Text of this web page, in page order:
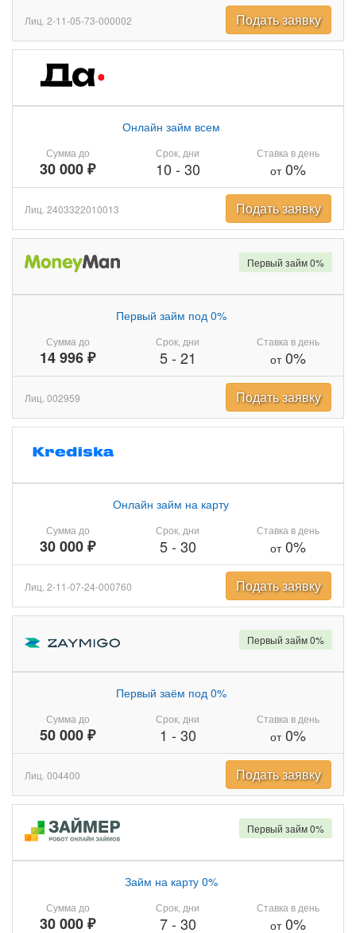
Лиц. 2-11-05-73-000002 Подать заявку
Сумма до
30 000 ₽
Онлайн займ всем
Срок, дни
10 - 30
Ставка в день
от0%
Лиц. 2403322010013 Подать заявку
Сумма до
14 996 ₽
Первый займ под 0%
Срок, дни
5- 21
Ставка в день
от0%
Первый займ 0%
Лиц. 002959 Подать заявку
Сумма до
30 000 ₽
Онлайн займ на карту
Срок, дни
5- 30
Ставка в день
от0%
Лиц. 2-11-07-24-000760 Подать заявку
Сумма до
50 000 ₽
Первый заём под 0%
Срок, дни
1 - 30
Ставка в день
от0%
Первый займ 0%
Лиц. 004400 Подать заявку
Сумма до
30 000 ₽
Займ на карту 0%
Срок, дни
7- 30
Ставка в день
от0%
Первый займ 0%